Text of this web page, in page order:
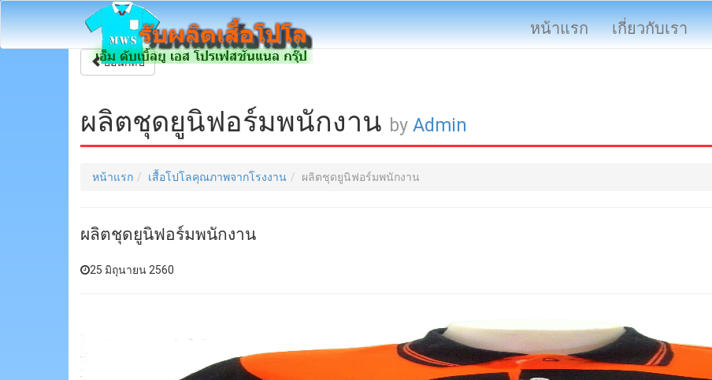
หน้าแรก เกี่ยวกับเรา
ย้อนกลับ
ผลิตชุดยูนิฟอร์มพนักงาน by Admin
หน้าแรก เสื้อโปโลคุณภาพจากโรงงาน ผลิตชุดยูนิฟอร์มพนักงาน
ผลิตชุดยูนิฟอร์มพนักงาน
25 มิถุนายน 2560